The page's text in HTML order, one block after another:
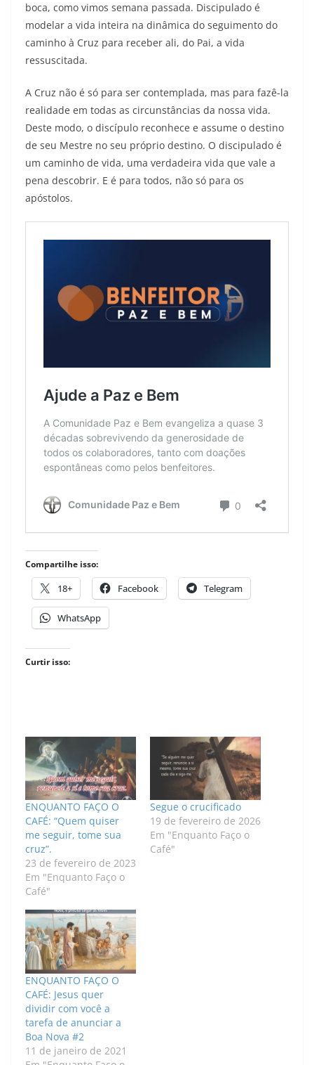
boca, como vimos semana passada. Discipulado é
modelar a vida inteira na dinâmica do seguimento do
caminho à Cruz para receber ali, do Pai, a vida
ressuscitada.
A Cruz não é só para ser contemplada, mas para fazê-la
realidade em todas as circunstâncias da nossa vida.
Deste modo, o discípulo reconhece e assume o destino
de seu Mestre no seu próprio destino. O discipulado é
um caminho de vida, uma verdadeira vida que vale a
pena descobrir. E é para todos, não só para os
apóstolos.
Compartilhe isso:
18+ Facebook Telegram
WhatsApp
Curtir isso:
ENQUANTO FAÇO O
CAFÉ: “Quem quiser
me seguir, tome sua
cruz”.
23 de fevereiro de 2023
Em "Enquanto Faço o
Café"
Segue o crucificado
19 de fevereiro de 2026
Em "Enquanto Faço o
Café"
ENQUANTO FAÇO O
CAFÉ: Jesus quer
dividir com você a
tarefa de anunciar a
Boa Nova #2
11 de janeiro de 2021